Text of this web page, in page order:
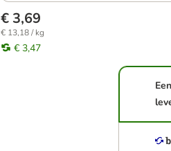
€ 3,69
€ 13,18 / kg
€ 3,47